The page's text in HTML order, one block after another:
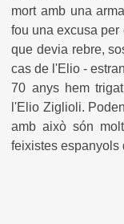
mort amb una
fou una excusa
que devia rebre,
cas de l'Elio -
70 anys hem
l'Elio Ziglioli.
amb això són
feixistes espanyols